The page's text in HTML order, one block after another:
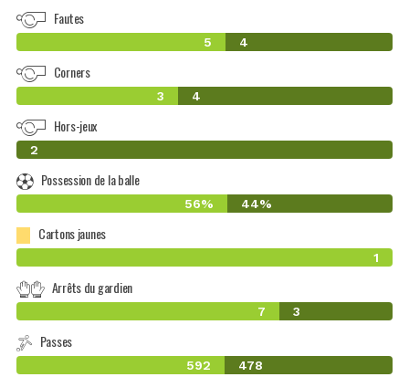
Fautes
5 4
Corners
3 4
Hors-jeux
0
2
Possession de la balle
56% 44%
Cartons jaunes
1
Arrêts du gardien
7 3
Passes
592 478